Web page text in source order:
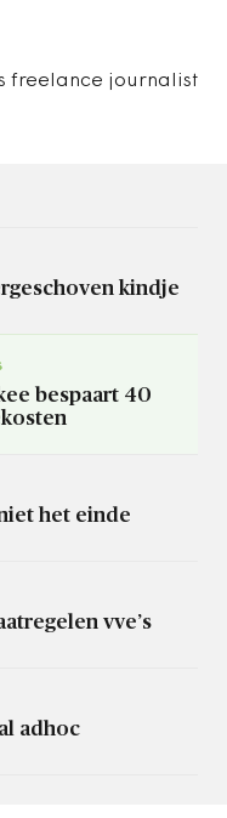
freelance journalist
kindje
bespaart 40
het einde
vve’s
adhoc